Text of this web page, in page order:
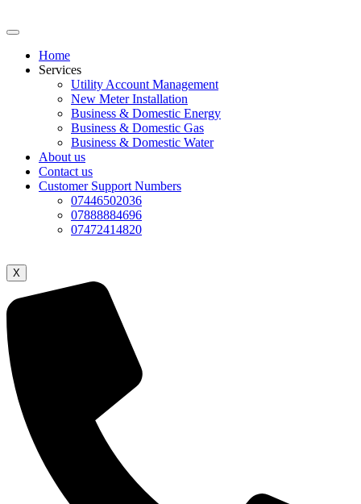
Home
Services
Utility Account Management
New Meter Installation
Business & Domestic Energy
Business & Domestic Gas
Business & Domestic Water
About us
Contact us
Customer Support Numbers
07446502036
07888884696
07472414820
X